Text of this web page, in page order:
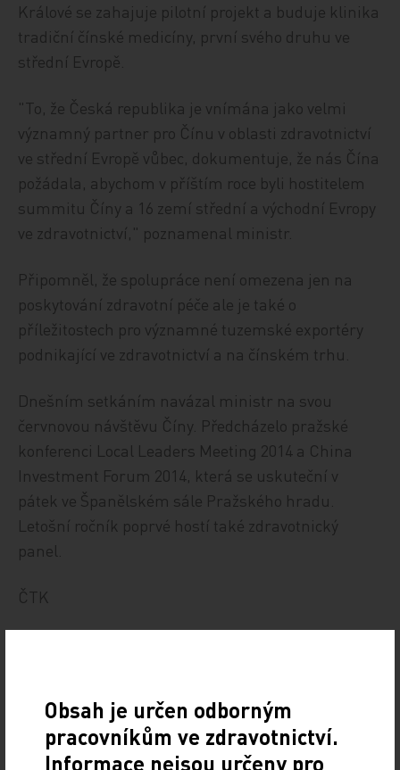
Králové se zahajuje pilotní projekt a buduje klinika
tradiční čínské medicíny, první svého druhu ve
střední Evropě.
"To, že Česká republika je vnímána jako velmi
významný partner pro Čínu v oblasti zdravotnictví
ve střední Evropě vůbec, dokumentuje, že nás Čína
požádala, abychom v příštím roce byli hostitelem
summitu Číny a 16 zemí střední a východní Evropy
ve zdravotnictví," poznamenal ministr.
Připomněl, že spolupráce není omezena jen na
poskytování zdravotní péče ale je také o
příležitostech pro významné tuzemské exportéry
podnikající ve zdravotnictví a na čínském trhu.
Dnešním setkáním navázal ministr na svou
červnovou návštěvu Číny. Předcházelo pražské
konferenci Local Leaders Meeting 2014 a China
Investment Forum 2014, která se uskuteční v
pátek ve Španělském sále Pražského hradu.
Letošní ročník poprvé hostí také zdravotnický
panel.
ČTK
Sdílejte článek
Obsah je určen odborným
pracovníkům ve zdravotnictví.
Informace nejsou určeny pro